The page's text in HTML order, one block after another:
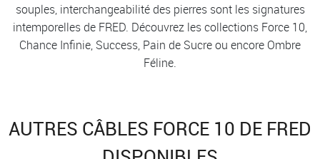
souples, interchangeabilité des pierres sont les signatures
intemporelles de FRED. Découvrez les collections Force 10,
Chance Infinie, Success, Pain de Sucre ou encore Ombre
Féline.
AUTRES CÂBLES FORCE 10 DE FRED